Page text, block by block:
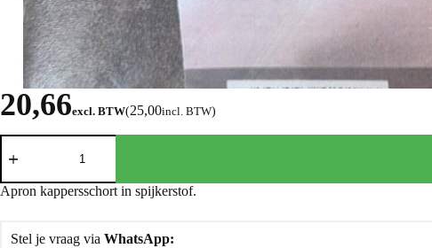
20,66excl. BTW(25,00incl. BTW)
Apron kappersschort in spijkerstof.
Stel je vraag via WhatsApp: